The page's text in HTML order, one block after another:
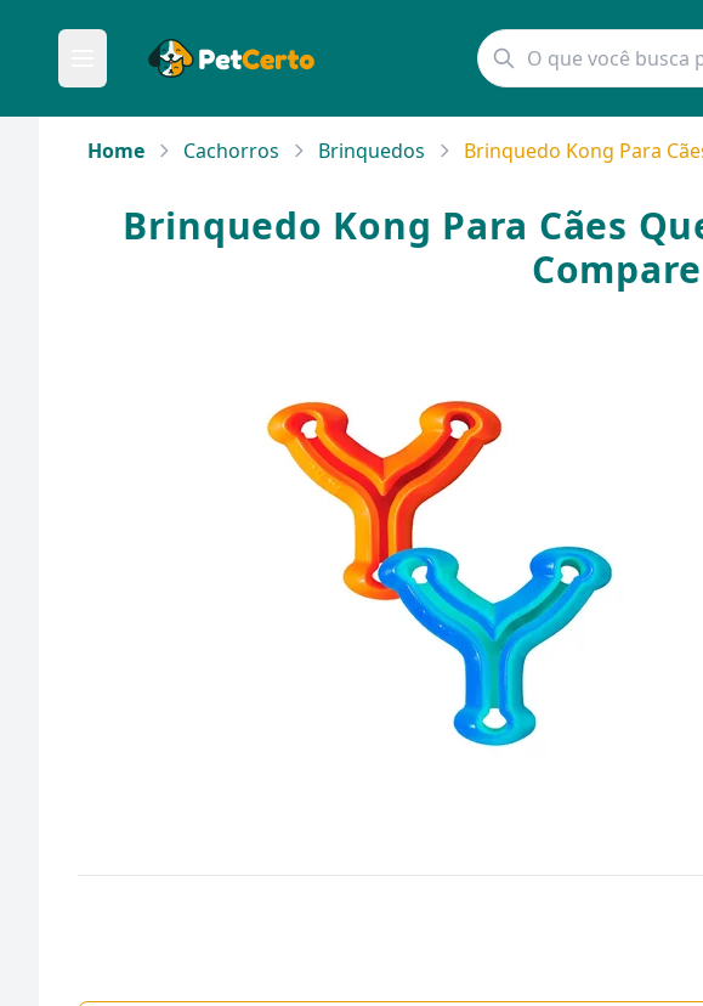
Home Cachorros Brinquedos Brinquedo Kong Para
Brinquedo Kong Para Cães